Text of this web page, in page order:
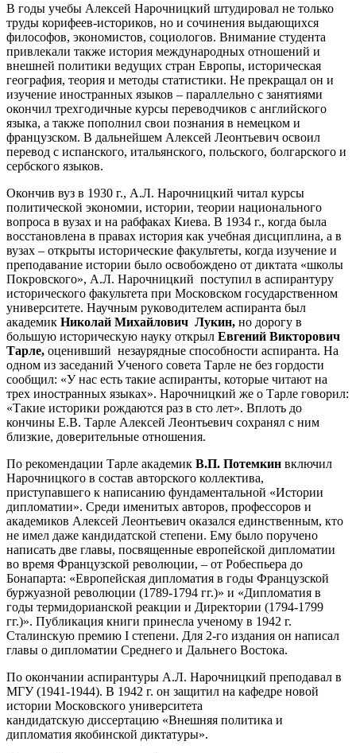
В годы учебы Алексей Нарочницкий штудировал не только
труды корифеев-историков, но и сочинения выдающихся
философов, экономистов, социологов. Внимание студента
привлекали также история международных отношений и
внешней политики ведущих стран Европы, историческая
география, теория и методы статистики. Не прекращал он и
изучение иностранных языков – параллельно с занятиями
окончил трехгодичные курсы переводчиков с английского
языка, а также пополнил свои познания в немецком и
французском. В дальнейшем Алексей Леонтьевич освоил
перевод с испанского, итальянского, польского, болгарского и
сербского языков.
Окончив вуз в 1930 г., А.Л. Нарочницкий читал курсы
политической экономии, истории, теории национального
вопроса в вузах и на рабфаках Киева. В 1934 г., когда была
восстановлена в правах история как учебная дисциплина, а в
вузах – открыты исторические факультеты, когда изучение и
преподавание истории было освобождено от диктата «школы
Покровского», А.Л. Нарочницкий поступил в аспирантуру
исторического факультета при Московском государственном
университете. Научным руководителем аспиранта был
академик Николай Михайлович Лукин, но дорогу в
большую историческую науку открыл Евгений Викторович
Тарле, оценивший незаурядные способности аспиранта. На
одном из заседаний Ученого совета Тарле не без гордости
сообщил: «У нас есть такие аспиранты, которые читают на
трех иностранных языках». Нарочницкий же о Тарле говорил:
«Такие историки рождаются раз в сто лет». Вплоть до
кончины Е.В. Тарле Алексей Леонтьевич сохранял с ним
близкие, доверительные отношения.
По рекомендации Тарле академик В.П. Потемкин включил
Нарочницкого в состав авторского коллектива,
приступавшего к написанию фундаментальной «Истории
дипломатии». Среди именитых авторов, профессоров и
академиков Алексей Леонтьевич оказался единственным, кто
не имел даже кандидатской степени. Ему было поручено
написать две главы, посвященные европейской дипломатии
во время Французской революции, – от Робеспьера до
Бонапарта: «Европейская дипломатия в годы Французской
буржуазной революции (1789-1794 гг.)» и «Дипломатия в
годы термидорианской реакции и Директории (1794-1799
гг.)». Публикация книги принесла ученому в 1942 г.
Сталинскую премию I степени. Для 2-го издания он написал
главы о дипломатии Среднего и Дальнего Востока.
По окончании аспирантуры А.Л. Нарочницкий преподавал в
МГУ (1941-1944). В 1942 г. он защитил на кафедре новой
истории Московского университета
кандидатскую диссертацию «Внешняя политика и
дипломатия якобинской диктатуры».